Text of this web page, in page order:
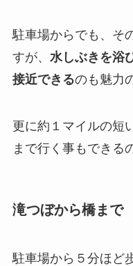
駐車場からでも、そ
すが、 水しぶきを浴
接近できるのも魅力
更に約１マイルの短
まで行く事もできる
滝つぼから橋まで
駐車場から５分ほど